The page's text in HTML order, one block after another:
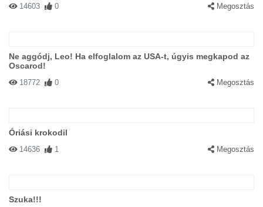
14603 0 Megosztás
Ne aggódj, Leo! Ha elfoglalom az USA-t, úgyis megkapod az
Oscarod!
18772 0 Megosztás
Óriási krokodil
14636 1 Megosztás
Szuka!!!